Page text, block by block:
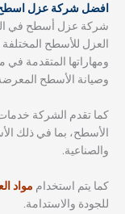
افضل شركة عزل اسطح
شركة عزل أسطح في
العزل للأسطح المختلفة
ومهاراتها المتقدمة في
وصيانة الأسطح
كما تقدم الشركة
الأسطح، بما في ذلك
والصناعية.
كما يتم استخدام مواد
للجودة والاستدامة.